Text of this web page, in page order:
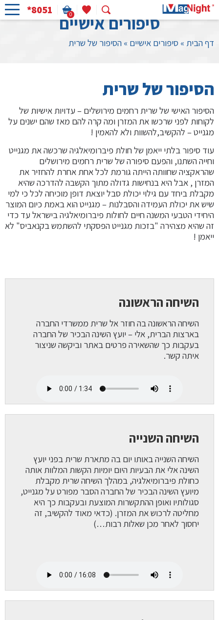
0
*8051
סיפורים אישיים
דף הבית » סיפורים אישיים » הסיפור של שרית
הסיפור של שרית
הסיפור האישי של שרית רחמים מירושלים – עדויות אישיות של
לקוחות לפני שרכשו את המזרן ומה קרה להם מאז שהם ישנים על
מגנייט – להקשיב,להשוות ולא להאמין !
עוד סיפור בלתי ייאמן של חולת פיברומיאלגיה שרכשה את מגנייט
וחייה השתנו, והפעם סיפורה של שרית רחמים מירושלים
שהראקציה שחוותה הייתה גורמת לכל אחת אחרת להחזיר את
המזרן , אבל היא בנחישות גדולה מתוך הקשבה להדרכה שהיא
מקבלת ביחד עם גילוי יכולת סבל יוצאת דופן מוכיחה לכל כי למי
שיש את יכולת העמידה והסבלנות – מגנייט הוא באמת כיום המוצר
היחידי הטבעי המשנה חיים לחולות פיברומיאלגיה בישראל עד כדי
זה שהיא מצהירה "בזכות מגנייט הפסקתי להשתמש בקנאביס" לא
ייאמן !
השיחה הראשונה
השיחה הראשונה בה חוזר אל שרית ממשרדי החברה
בארצות הברית, אלי – יועץ השינה הבכיר של החברה
בעקבות כך שהשאירה פרטים באתר וביקשה שניצור
איתה קשר.
השיחה השנייה
השיחה השנייה באותו יום בה מתארת שרית בפני יועץ
השינה אלי את הבעיות היום יומיות הקשות המלוות אותה
כחולת פיברומיאלגיה, במהלך השיחה שרית מקבלת
מיועץ השינה הבכיר של החברה הסבר מפורט על מגנייט,
סגולותיו ואופן ההתקשרות המוצעת ובעקבות כך היא
מחליטה לרכוש את המזרן. (כדאי מאוד להקשיב, זה
יחסוך לאחר מכן שאלות רבות…)